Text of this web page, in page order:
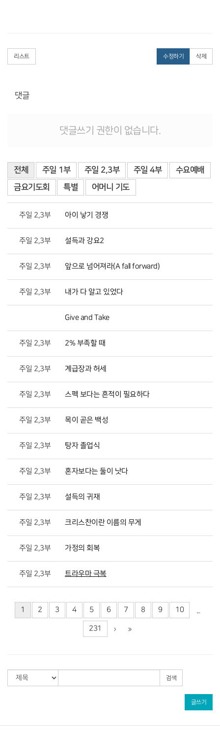
리스트 수정하기 삭제
댓글
댓글쓰기 권한이 없습니다.
전체 주일 1부 주일 2,3부 주일 4부
수요예배
금요기도회
특별 어머니 기도
주일 2,3부 아이 낳기 경쟁
주일 2,3부 설득과 강요2
주일 2,3부 앞으로 넘어져라(A fall forward)
주일 2,3부 내가 다 알고 있었다
Give and Take
주일 2,3부 2% 부족할 때
주일 2,3부 계급장과 허세
주일 2,3부 스펙 보다는 흔적이 필요하다
주일 2,3부 목이 곧은 백성
주일 2,3부 탕자 졸업식
주일 2,3부 혼자보다는 둘이 낫다
주일 2,3부 설득의 귀재
주일 2,3부 크리스찬이란 이름의 무게
주일 2,3부 가정의 회복
주일 2,3부 트라우마 극복
1 2 3 4 5 6 7 8 9 10 ...
231
검색
글쓰기